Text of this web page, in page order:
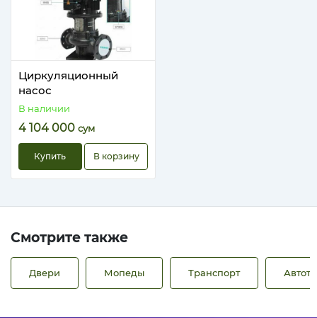
Циркуляционный
насос
В наличии
4 104 000 сум
Купить В корзину
Смотрите также
Двери Мопеды Транспорт